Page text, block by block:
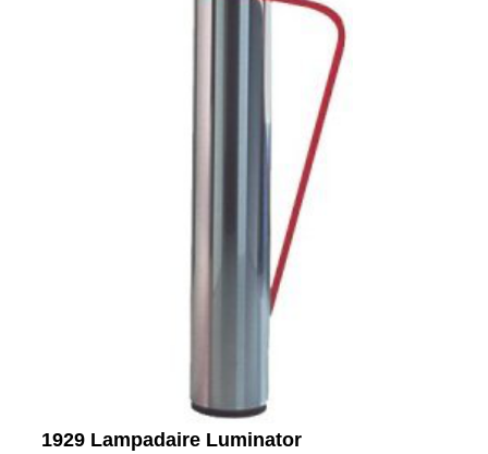
1929 Lampadaire Luminator